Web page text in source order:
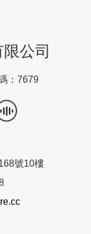
公司
：7679
號10樓